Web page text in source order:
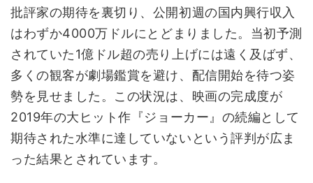
批評家の期待を裏切り、公開初週の国内興行収入
はわずか4000万ドルにとどまりました。当初予測
されていた1億ドル超の売り上げには遠く及ばず、
多くの観客が劇場鑑賞を避け、配信開始を待つ姿
勢を見せました。この状況は、映画の完成度が
2019年の大ヒット作『ジョーカー』の続編として
期待された水準に達していないという評判が広ま
った結果とされています。